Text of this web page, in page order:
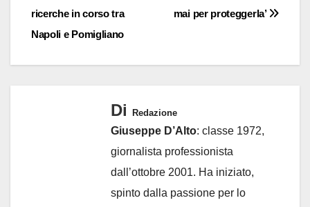
mai per proteggerla’
ricerche in corso tra
Napoli e Pomigliano
Di Redazione
Giuseppe D’Alto: classe 1972,
giornalista professionista
dall’ottobre 2001. Ha iniziato,
spinto dalla passione per lo